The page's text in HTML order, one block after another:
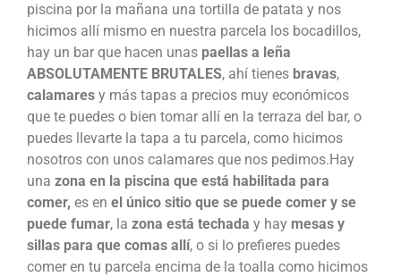
piscina por la mañana una tortilla de patata y nos
hicimos allí mismo en nuestra parcela los bocadillos,
hay un bar que hacen unas paellas a leña
ABSOLUTAMENTE BRUTALES, ahí tienes bravas,
calamares y más tapas a precios muy económicos
que te puedes o bien tomar allí en la terraza del bar, o
puedes llevarte la tapa a tu parcela, como hicimos
nosotros con unos calamares que nos pedimos.Hay
una zona en la piscina que está habilitada para
comer, es en el único sitio que se puede comer y se
puede fumar, la zona está techada y hay mesas y
sillas para que comas allí, o si lo prefieres puedes
comer en tu parcela encima de la toalla como hicimos